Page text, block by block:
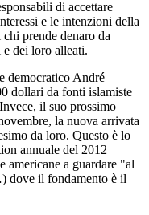
di accettare
e le intenzioni della
prende denaro da
dei loro alleati.
democratico André
dollari da fonti islamiste
il suo prossimo
la nuova arrivata
da loro. Questo è lo
annuale del 2012
a guardare "al
dove il fondamento è il